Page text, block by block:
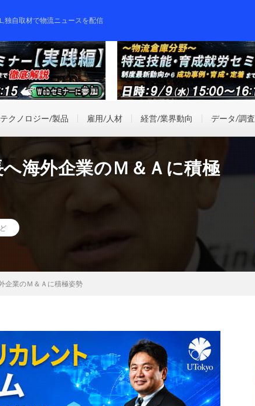
独自取材で物流ニュースを配信
テクノロジー/製品 雇用/人材 経営/業界動向 データ/調査
海外企業のＭ＆Ａに積極
企業のＭ＆Ａに積極姿勢